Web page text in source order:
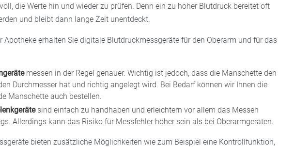
die Werte hin und wieder zu prüfen. Denn ein zu hoher Blutdruck bereitet oft
und bleibt dann lange Zeit unentdeckt.
Apotheke erhalten Sie digitale Blutdruckmessgeräte für den Oberarm und für das
messen in der Regel genauer. Wichtig ist jedoch, dass die Manschette den
Durchmesser hat und richtig angelegt wird. Bei Bedarf können wir Ihnen die
Manschette auch bestellen.
sind einfach zu handhaben und erleichtern vor allem das Messen
Allerdings kann das Risiko für Messfehler höher sein als bei Oberarmgeräten.
bieten zusätzliche Möglichkeiten wie zum Beispiel eine Kontrollfunktion,